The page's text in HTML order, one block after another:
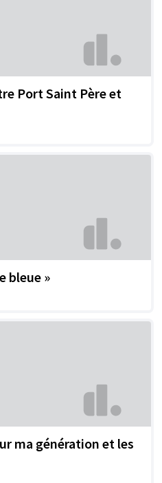
Port Saint Père et
bleue »
ma génération et les